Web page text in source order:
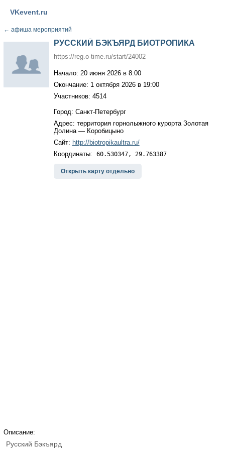
VKevent.ru
← афиша мероприятий
РУССКИЙ БЭКЪЯРД БИОТРОПИКА
https://reg.o-time.ru/start/24002
Начало: 20 июня 2026 в 8:00
Окончание: 1 октября 2026 в 19:00
Участников: 4514
Город: Санкт-Петербург
Адрес: территория горнолыжного курорта Золотая
Долина — Коробицыно
Сайт: http://biotropikaultra.ru/
Координаты: 60.530347, 29.763387
Открыть карту отдельно
Описание:
Русский Бэкъярд